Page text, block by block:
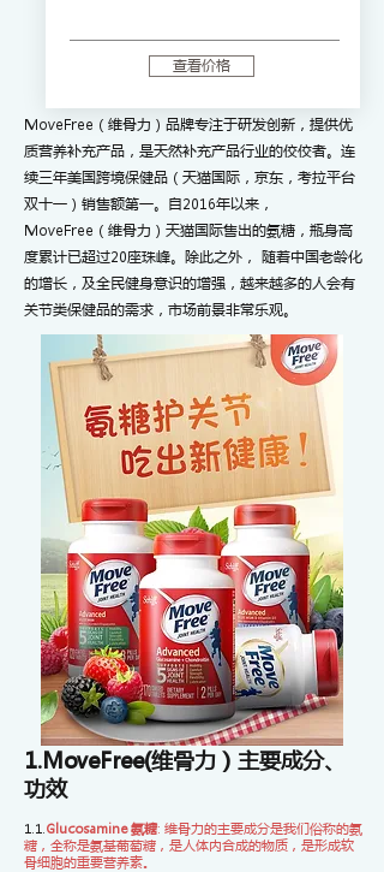
查看价格
MoveFree（维骨力）品牌专注于研发创新，提供优
质营养补充产品，是天然补充产品行业的佼佼者。连
续三年美国跨境保健品（天猫国际，京东，考拉平台
双十一）销售额第一。自2016年以来，
MoveFree（维骨力）天猫国际售出的氨糖，瓶身高
度累计已超过20座珠峰。除此之外， 随着中国老龄化
的增长，及全民健身意识的增强，越来越多的人会有
关节类保健品的需求，市场前景非常乐观。
1.MoveFree(维骨力）主要成分、
功效
1.1.Glucosamine 氨糖: 维骨力的主要成分是我们俗称的氨
糖，全称是氨基葡萄糖，是人体内合成的物质，是形成软
骨细胞的重要营养素。